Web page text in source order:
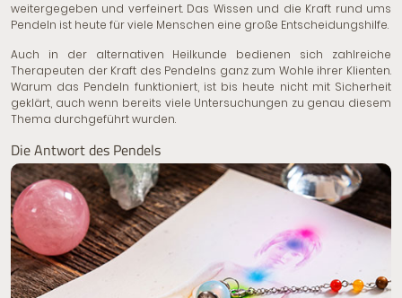
weitergegeben und verfeinert. Das Wissen und die Kraft rund ums
Pendeln ist heute für viele Menschen eine große Entscheidungshilfe.
Auch in der alternativen Heilkunde bedienen sich zahlreiche
Therapeuten der Kraft des Pendelns ganz zum Wohle ihrer Klienten.
Warum das Pendeln funktioniert, ist bis heute nicht mit Sicherheit
geklärt, auch wenn bereits viele Untersuchungen zu genau diesem
Thema durchgeführt wurden.
Die Antwort des Pendels